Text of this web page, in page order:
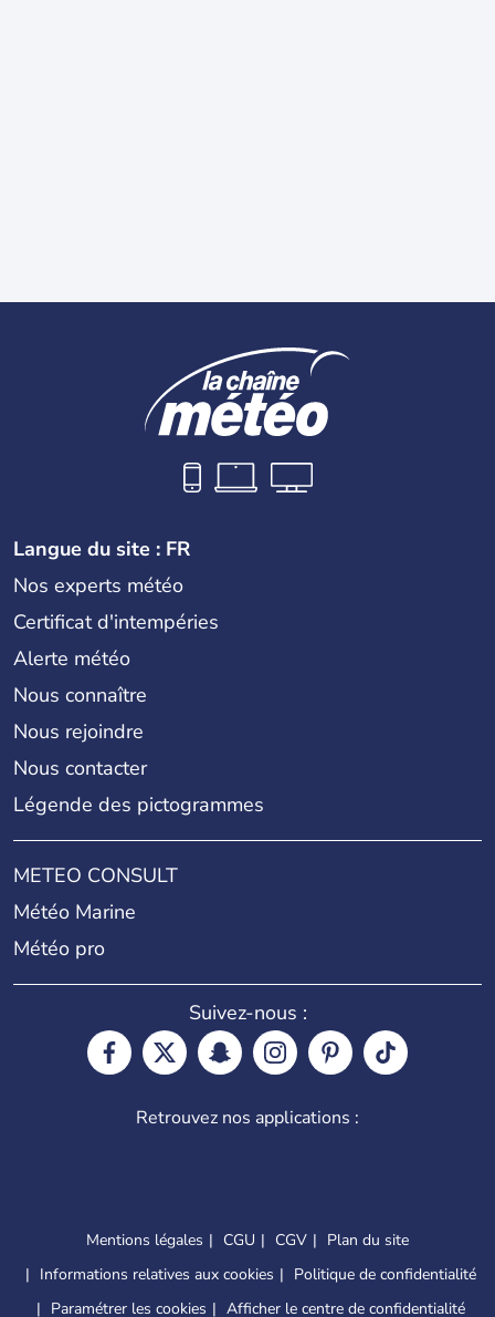
Langue du site : FR
Nos experts météo
Certificat d'intempéries
Alerte météo
Nous connaître
Nous rejoindre
Nous contacter
Légende des pictogrammes
METEO CONSULT
Météo Marine
Météo pro
Suivez-nous :
Retrouvez nos applications :
Mentions légales CGU CGV
Plan du site
Informations relatives aux cookies
Politique de confidentialité
Paramétrer les cookies
Afficher le centre de confidentialité